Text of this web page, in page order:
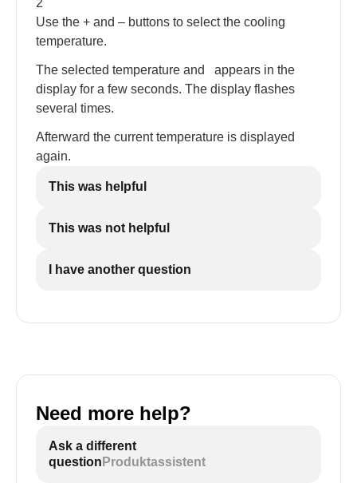
2
Use the + and – buttons to select the cooling
temperature.
The selected temperature and
appears in the
display for a few seconds. The display flashes
several times.
Afterward the current temperature is displayed
again.
This was helpful
This was not helpful
I have another question
Need more help?
Ask a different
question Produktassistent